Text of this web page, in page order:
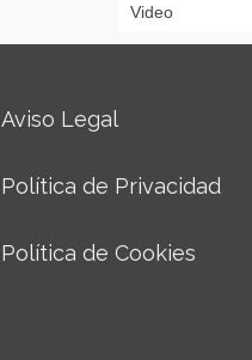
Video
Aviso Legal
Política de Privacidad
Política de Cookies